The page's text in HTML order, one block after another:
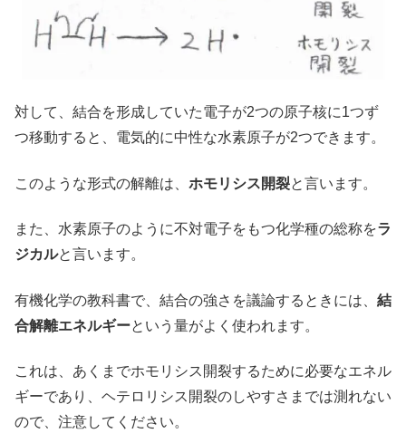
対して、結合を形成していた電子が2つの原子核に1つず
つ移動すると、電気的に中性な水素原子が2つできます。
このような形式の解離は、 ホモリシス開裂と言います。
また、水素原子のように不対電子をもつ化学種の総称をラ
ジカルと言います。
有機化学の教科書で、結合の強さを議論するときには、 結
合解離エネルギーという量がよく使われます。
これは、あくまでホモリシス開裂するために必要なエネル
ギーであり、ヘテロリシス開裂のしやすさまでは測れない
ので、注意してください。